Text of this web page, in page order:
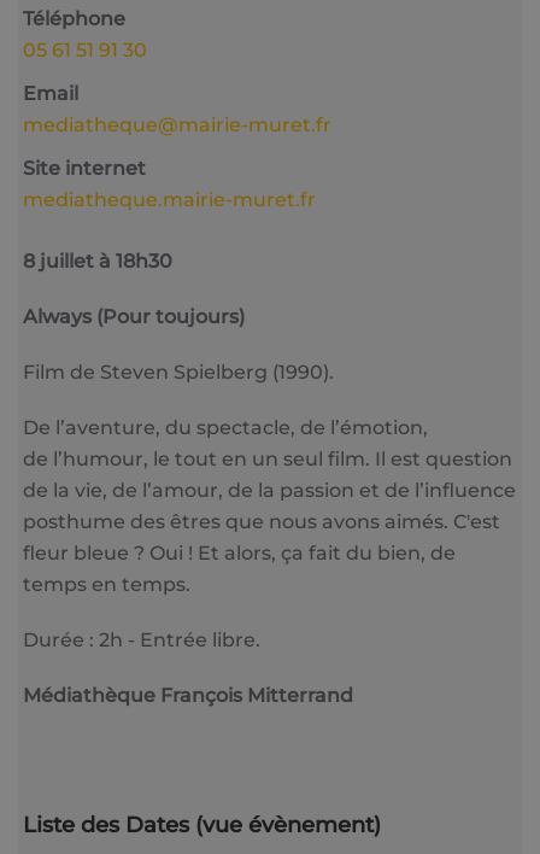
Téléphone
05 61 51 91 30
Email
mediatheque@mairie-muret.fr
Site internet
mediatheque.mairie-muret.fr
8 juillet à 18h30
Always (Pour toujours)
Film de Steven Spielberg (1990).
De l’aventure, du spectacle, de l’émotion,
de l’humour, le tout en un seul film. Il est question
de la vie, de l’amour, de la passion et de l’influence
posthume des êtres que nous avons aimés. C'est
fleur bleue ? Oui ! Et alors, ça fait du bien, de
temps en temps.
Durée : 2h - Entrée libre.
Médiathèque François Mitterrand
Liste des Dates (vue évènement)